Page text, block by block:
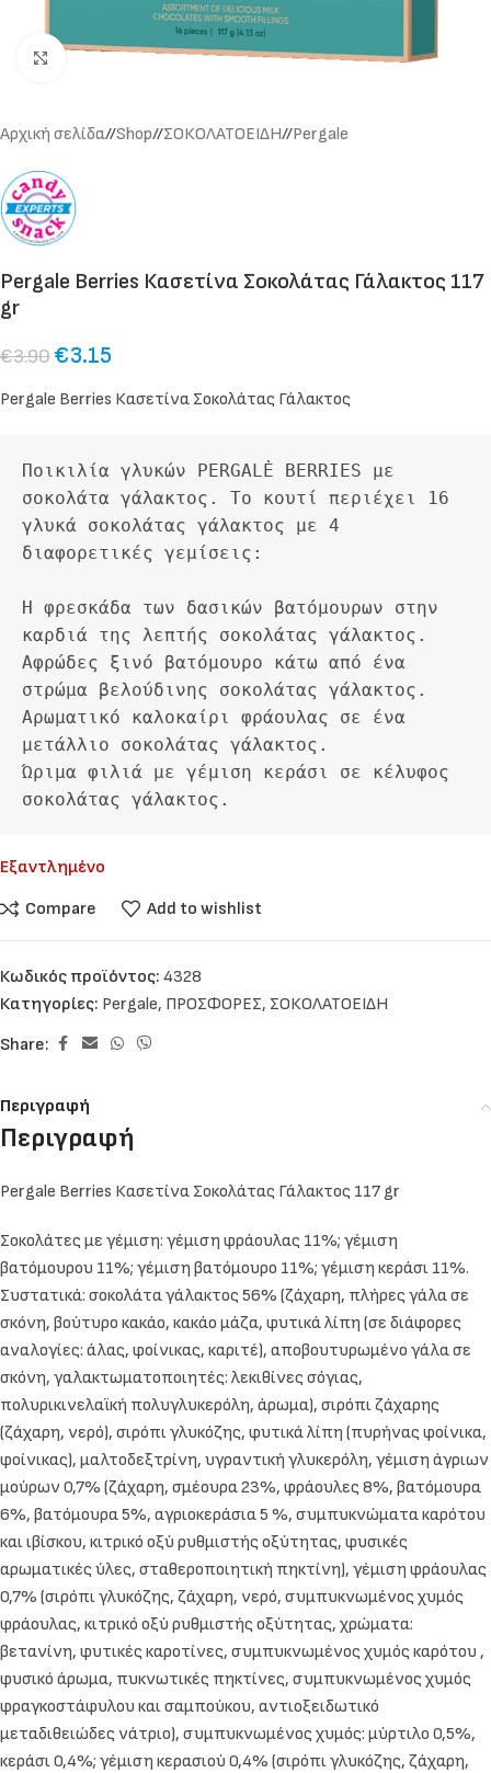
Click to enlarge
Αρχική σελίδα/ Shop/ ΣΟΚΟΛΑΤΟΕΙΔΗ/ Pergale
Pergale Berries Κασετίνα Σοκολάτας Γάλακτος 117
gr
€3.90€3.15
Pergale Berries Κασετίνα Σοκολάτας Γάλακτος
Ποικιλία γλυκών PERGALĖ BERRIES με
σοκολάτα γάλακτος. Το κουτί περιέχει 16
γλυκά σοκολάτας γάλακτος με 4
διαφορετικές γεμίσεις:
Η φρεσκάδα των δασικών βατόμουρων στην
καρδιά της λεπτής σοκολάτας γάλακτος.
Αφρώδες ξινό βατόμουρο κάτω από ένα
στρώμα βελούδινης σοκολάτας γάλακτος.
Αρωματικό καλοκαίρι φράουλας σε ένα
μετάλλιο σοκολάτας γάλακτος.
Ώριμα φιλιά με γέμιση κεράσι σε κέλυφος
σοκολάτας γάλακτος.
Εξαντλημένο
Compare
Add to wishlist
Κωδικός προϊόντος: 4328
Κατηγορίες: Pergale, ΠΡΟΣΦΟΡΕΣ, ΣΟΚΟΛΑΤΟΕΙΔΗ
Share:
Περιγραφή
Περιγραφή
Pergale Berries Κασετίνα Σοκολάτας Γάλακτος 117 gr
Σοκολάτες με γέμιση: γέμιση φράουλας 11%; γέμιση
βατόμουρου 11%; γέμιση βατόμουρο 11%; γέμιση κεράσι 11%.
Συστατικά: σοκολάτα γάλακτος 56% (ζάχαρη, πλήρες γάλα σε
σκόνη, βούτυρο κακάο, κακάο μάζα, φυτικά λίπη (σε διάφορες
αναλογίες: άλας, φοίνικας, καριτέ), αποβουτυρωμένο γάλα σε
σκόνη, γαλακτωματοποιητές: λεκιθίνες σόγιας,
πολυρικινελαϊκή πολυγλυκερόλη, άρωμα), σιρόπι ζάχαρης
(ζάχαρη, νερό), σιρόπι γλυκόζης, φυτικά λίπη (πυρήνας φοίνικα,
φοίνικας), μαλτοδεξτρίνη, υγραντική γλυκερόλη, γέμιση άγριων
μούρων 0,7% (ζάχαρη, σμέουρα 23%, φράουλες 8%, βατόμουρα
6%, βατόμουρα 5%, αγριοκεράσια 5 %, συμπυκνώματα καρότου
και ιβίσκου, κιτρικό οξύ ρυθμιστής οξύτητας, φυσικές
αρωματικές ύλες, σταθεροποιητική πηκτίνη), γέμιση φράουλας
0,7% (σιρόπι γλυκόζης, ζάχαρη, νερό, συμπυκνωμένος χυμός
φράουλας, κιτρικό οξύ ρυθμιστής οξύτητας, χρώματα:
βετανίνη, φυτικές καροτίνες, συμπυκνωμένος χυμός καρότου ,
φυσικό άρωμα, πυκνωτικές πηκτίνες, συμπυκνωμένος χυμός
φραγκοστάφυλου και σαμπούκου, αντιοξειδωτικό
μεταδιθειώδες νάτριο), συμπυκνωμένος χυμός: μύρτιλο 0,5%,
κεράσι 0,4%; γέμιση κερασιού 0,4% (σιρόπι γλυκόζης, ζάχαρη,